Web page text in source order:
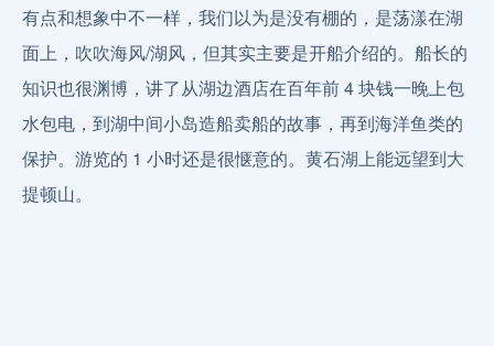
有点和想象中不一样，我们以为是没有棚的，是荡漾在湖
面上，吹吹海风/湖风，但其实主要是开船介绍的。船长的
知识也很渊博，讲了从湖边酒店在百年前 4 块钱一晚上包
水包电，到湖中间小岛造船卖船的故事，再到海洋鱼类的
保护。游览的 1 小时还是很惬意的。黄石湖上能远望到大
提顿山。